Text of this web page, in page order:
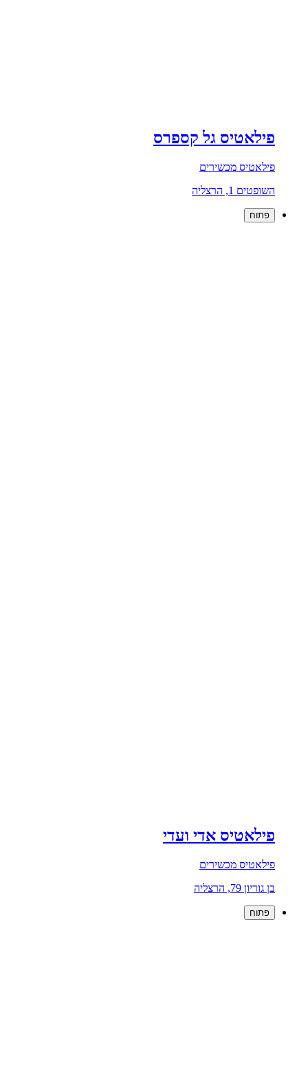
פילאטיס גל קספרס
פילאטיס מכשירים
השופטים 1, הרצליה
פתוח
פילאטיס אדי ועדי
פילאטיס מכשירים
בן גוריון 79, הרצליה
פתוח